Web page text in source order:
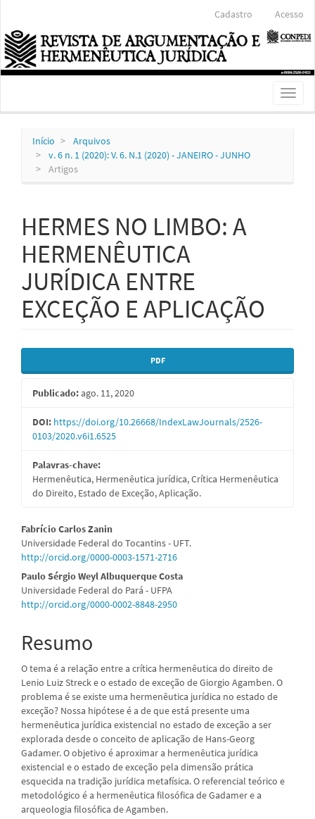
Conteúdo
principal
Barra
Lateral
Cadastro Acesso
Toggle
Início
Arquivos
v. 6 n. 1 (2020): V. 6. N.1 (2020) - JANEIRO - JUNHO
Artigos
HERMES NO LIMBO: A
HERMENÊUTICA
JURÍDICA ENTRE
EXCEÇÃO E APLICAÇÃO
Barra
lateral
de
artigos
PDF
Publicado:ago. 11, 2020
DOI: https://doi.org/10.26668/IndexLawJournals/2526-
0103/2020.v6i1.6525
Palavras-chave:
Hermenêutica, Hermenêutica jurídica, Crítica Hermenêutica
do Direito, Estado de Exceção, Aplicação.
Conteúdo
do
artigo
principal
Fabrício Carlos Zanin
Universidade Federal do Tocantins - UFT.
http://orcid.org/0000-0003-1571-2716
Paulo Sérgio Weyl Albuquerque Costa
Universidade Federal do Pará - UFPA
http://orcid.org/0000-0002-8848-2950
Resumo
O tema é a relação entre a crítica hermenêutica do direito de
Lenio Luiz Streck e o estado de exceção de Giorgio Agamben. O
problema é se existe uma hermenêutica jurídica no estado de
exceção? Nossa hipótese é a de que está presente uma
hermenêutica jurídica existencial no estado de exceção a ser
explorada desde o conceito de aplicação de Hans-Georg
Gadamer. O objetivo é aproximar a hermenêutica jurídica
existencial e o estado de exceção pela dimensão prática
esquecida na tradição jurídica metafísica. O referencial teórico e
metodológico é a hermenêutica filosófica de Gadamer e a
arqueologia filosófica de Agamben.